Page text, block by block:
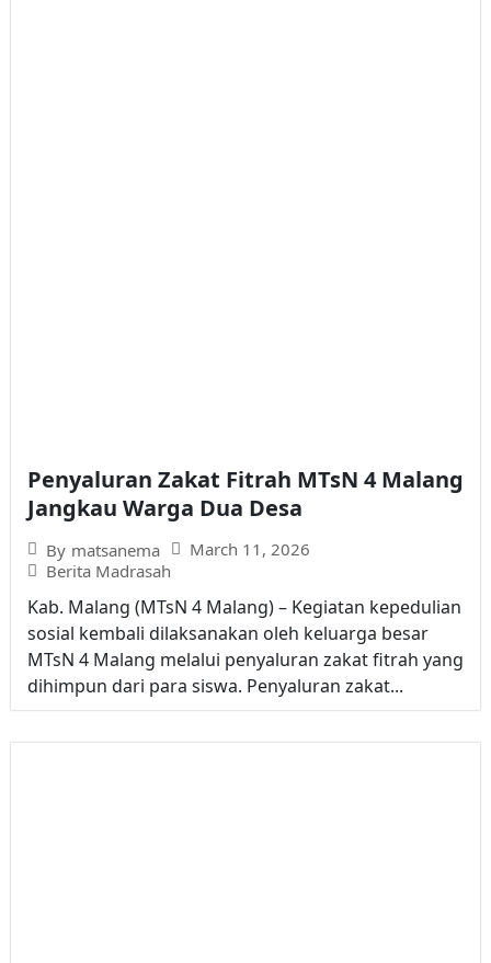
Penyaluran Zakat Fitrah MTsN 4 Malang
Jangkau Warga Dua Desa
By matsanema
March 11, 2026
Berita Madrasah
Kab. Malang (MTsN 4 Malang) – Kegiatan kepedulian
sosial kembali dilaksanakan oleh keluarga besar
MTsN 4 Malang melalui penyaluran zakat fitrah yang
dihimpun dari para siswa. Penyaluran zakat...